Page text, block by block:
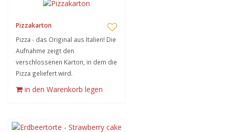
Pizzakarton
Pizza - das Original aus Italien! Die
Aufnahme zeigt den
verschlossenen Karton, in dem die
Pizza geliefert wird.
in den Warenkorb legen